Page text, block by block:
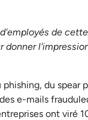
de
donner
du spear
e-mails
ont viré